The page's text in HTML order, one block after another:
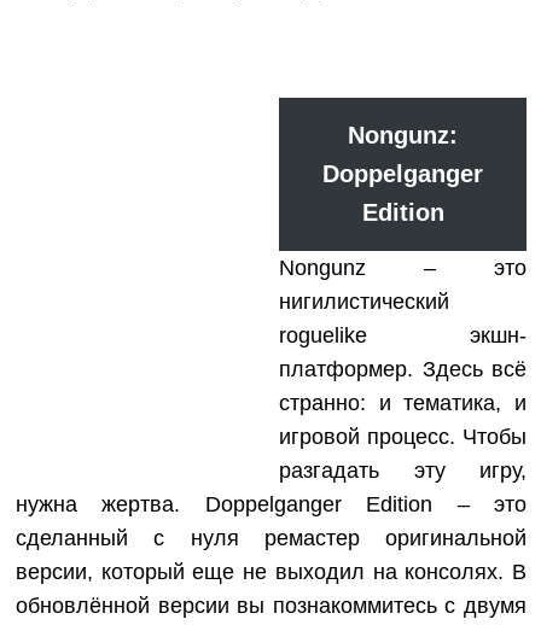
Nongunz:
Doppelganger
Edition
Nongunz – это
нигилистический
roguelike экшн-
платформер. Здесь всё
странно: и тематика, и
игровой процесс. Чтобы
разгадать эту игру,
нужна жертва. Doppelganger Edition – это
сделанный с нуля ремастер оригинальной
версии, который еще не выходил на консолях. В
обновлённой версии вы познакоммитесь с двумя